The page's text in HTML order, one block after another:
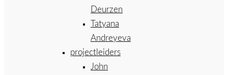
Deurzen
Tatyana
Andreyeva
projectleiders
John